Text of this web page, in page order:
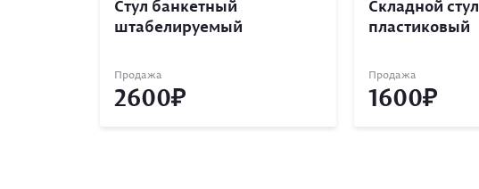
Стул банкетный
штабелируемый
Продажа
2600
Складной стул
пластиковый
Продажа
1600